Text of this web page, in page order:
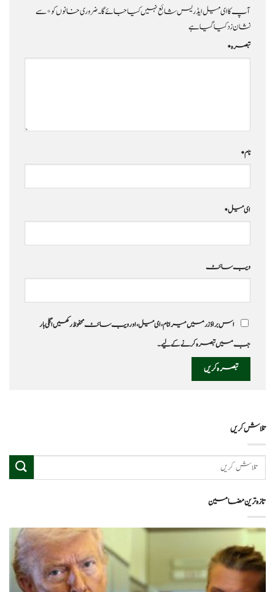
آپ کا ای میل ایڈریس شائع نہیں کیا جائے گا۔ضروری خانوں کو*سے
نشان زد کیا گیا ہے
تبصرہ*
نام*
ای میل*
ویب‌ سائٹ
اس براؤزر میں میرا نام، ای میل، اور ویب سائٹ محفوظ رکھیں اگلی بار
جب میں تبصرہ کرنے کےلیے۔
تلاش کریں
تازہ ترین مضامین